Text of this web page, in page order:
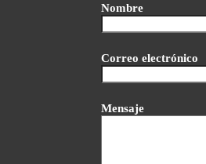
Nombre
Correo electrónico
Mensaje